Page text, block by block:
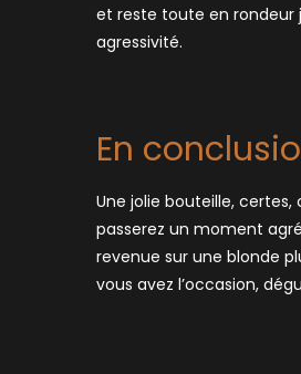
et reste toute en rondeur
agressivité.
En
Une jolie bouteille,
passerez un moment
revenue sur une blonde
vous avez l’occasion,